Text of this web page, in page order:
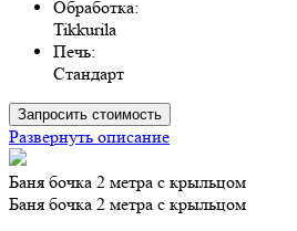
Обработка:
Tikkurila
Печь:
Стандарт
Запросить стоимость
Развернуть описание
Баня бочка 2 метра с крыльцом
Баня бочка 2 метра с крыльцом